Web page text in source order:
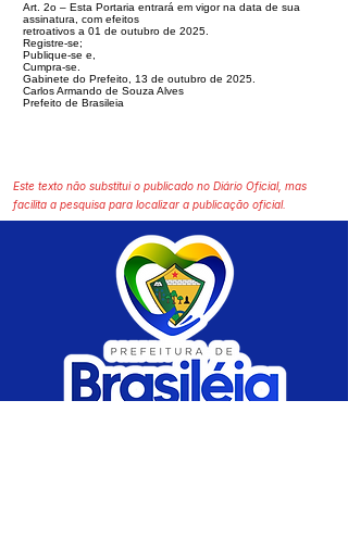
Art. 2o – Esta Portaria entrará em vigor na data de sua
assinatura, com efeitos
retroativos a 01 de outubro de 2025.
Registre-se;
Publique-se e,
Cumpra-se.
Gabinete do Prefeito, 13 de outubro de 2025.
Carlos Armando de Souza Alves
Prefeito de Brasileia
Este texto não substitui o publicado no Diário Oficial, mas
facilita a pesquisa para localizar a publicação oficial.